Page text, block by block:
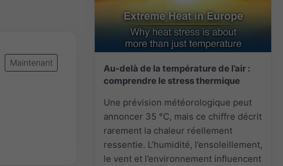
Au-delà de la température de l’air :
comprendre le stress thermique
Une prévision météorologique peut
annoncer 35 °C, mais ce chiffre décrit
rarement la chaleur réellement
ressentie. L’humidité, l’ensoleillement,
le vent et l’environnement influencent
Maintenant